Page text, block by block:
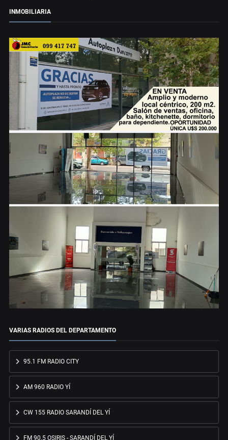
INMOBILIARIA
VARIAS RADIOS DEL DEPARTAMENTO
95.1 FM RADIO CITY
AM 960 RADIO YÍ
CW 155 RADIO SARANDÍ DEL YÍ
FM 90.5 OSIRIS - SARANDÍ DEL YÍ